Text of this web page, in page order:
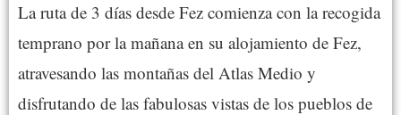
La ruta de 3 días desde Fez comienza con la recogida
temprano por la mañana en su alojamiento de Fez,
atravesando las montañas del Atlas Medio y
disfrutando de las fabulosas vistas de los pueblos de